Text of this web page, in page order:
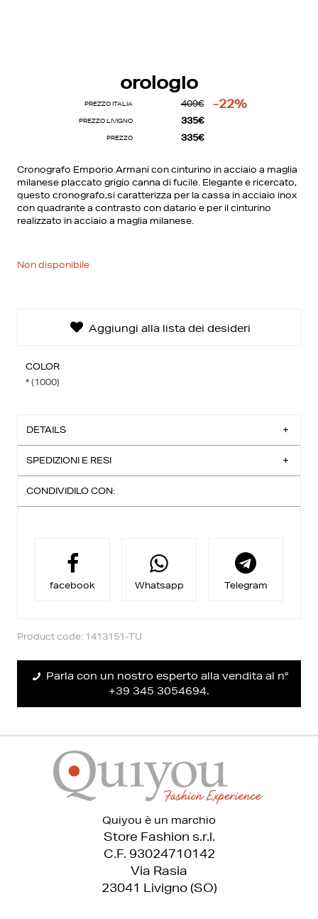
orologio
PREZZO ITALIA 409€ -22%
PREZZO LIVIGNO 335€
PREZZO 335€
Cronografo Emporio Armani con cinturino in acciaio a maglia
milanese placcato grigio canna di fucile. Elegante e ricercato,
questo cronografo,si caratterizza per la cassa in acciaio inox
con quadrante a contrasto con datario e per il cinturino
realizzato in acciaio a maglia milanese.
Non disponibile
La tua lista dei desideri
Aggiungi alla lista dei desideri
COLOR
* (1000)
DETAILS
Dimensione della cassa: 46 mm
SPEDIZIONI E RESI
aggiuntivo,
riceverai una email quando il tuo ordine è pronto per
essere ritirato.
Reso facile:
CONDIVIDILO CON:
facebook Whatsapp Telegram
Product code: 1413151-TU
Parla con un nostro esperto alla vendita al n°
+39 345 3054694.
Quiyou è un marchio
Store Fashion s.r.l.
C.F. 93024710142
Via Rasia
23041 Livigno (SO)